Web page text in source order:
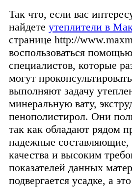
Так что, если вас
найдете утеплители в
странице http://
воспользоваться
специалистов, которые
могут
выполняют задачу
минеральную вату,
пенополистирол. Они
так как обладают рядом
надежные составляющие,
качества и высоким
показателей данных
подвергается усадке, а